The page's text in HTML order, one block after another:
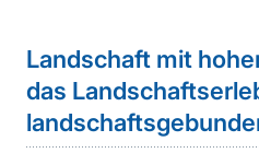
Landschaft mit
das